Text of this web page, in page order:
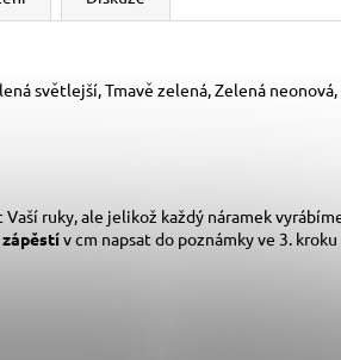
světlejší, Tmavě zelená, Zelená neonová,
ruky, ale jelikož každý náramek
zápěstív cm napsat do poznámky ve 3. kroku